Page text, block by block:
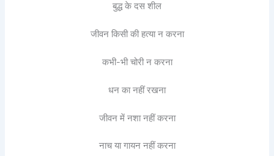
बुद्ध के दस शील
जीवन किसी की हत्या न करना
कभी-भी चोरी न करना
धन का नहीं रखना
जीवन में नशा नहीं करना
नाच या गायन नहीं करना